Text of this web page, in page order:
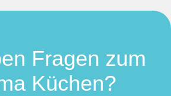
Fragen zum
Küchen?